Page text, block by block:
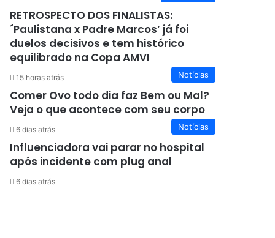
RETROSPECTO DOS FINALISTAS:
´Paulistana x Padre Marcos’ já foi
duelos decisivos e tem histórico
equilibrado na Copa AMVI
15 horas atrás Notícias
Comer Ovo todo dia faz Bem ou Mal?
Veja o que acontece com seu corpo
6 dias atrás Notícias
Influenciadora vai parar no hospital
após incidente com plug anal
6 dias atrás